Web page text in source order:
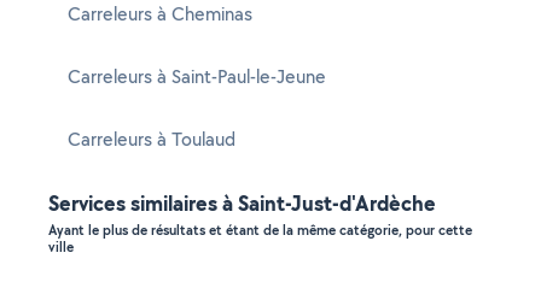
Carreleurs à Cheminas
Carreleurs à Saint-Paul-le-Jeune
Carreleurs à Toulaud
Services similaires à Saint-Just-d'Ardèche
Ayant le plus de résultats et étant de la même catégorie, pour cette
ville